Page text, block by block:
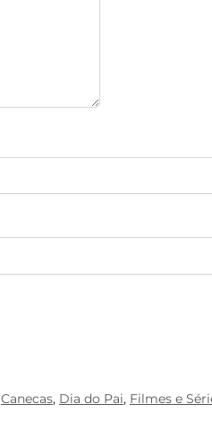
Canecas, Dia do Pai, Filmes e